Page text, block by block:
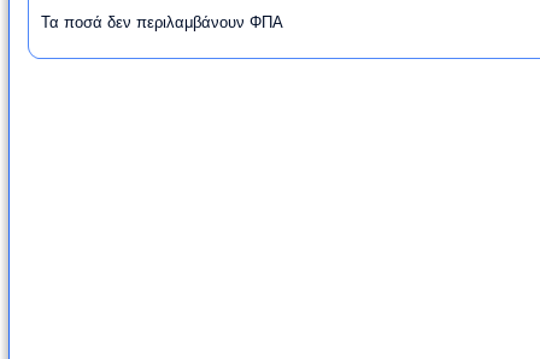
Τα ποσά δεν περιλαμβάνουν ΦΠΑ